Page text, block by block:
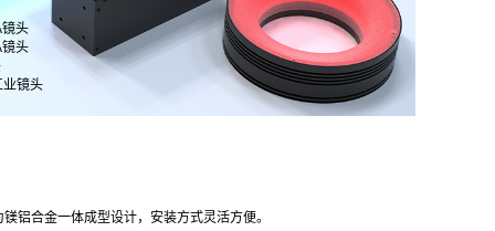
头
头
业镜头
铝合金一体成型设计，安装方式灵活方便。